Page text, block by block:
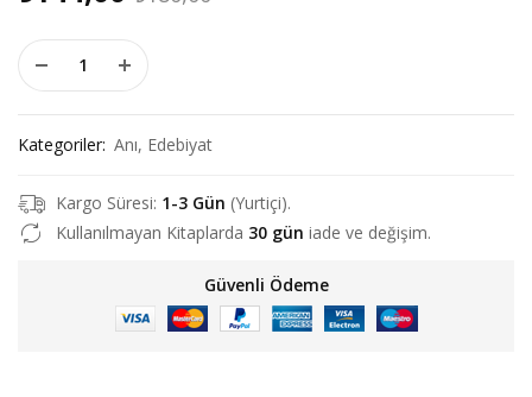
Acil Çağrı - Temel Kılınçlı, Kadir Şeker adet
Kategoriler: Anı, Edebiyat
Kargo Süresi: 1-3 Gün (Yurtiçi).
Kullanılmayan Kitaplarda 30 gün iade ve değişim.
Güvenli Ödeme